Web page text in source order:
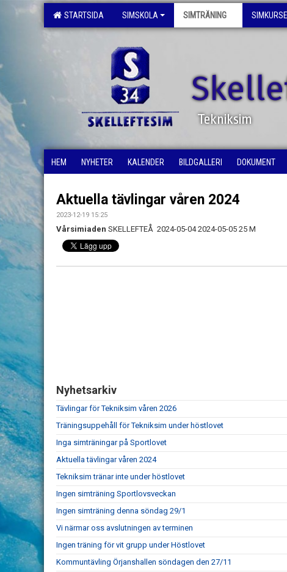
STARTSIDA SIMSKOLA SIMTRÄNING
Tekniksim
HEM NYHETER KALENDER BILDGALLERI DOKUMENT
Aktuella tävlingar våren 2024
2023-12-19 15:25
Vårsimiaden SKELLEFTEÅ 2024-05-04 2024-05-05 25 M
Nyhetsarkiv
Tävlingar för Tekniksim våren 2026
Träningsuppehåll för Tekniksim under höstlovet
Inga simträningar på Sportlovet
Aktuella tävlingar våren 2024
Tekniksim tränar inte under höstlovet
Ingen simträning Sportlovsveckan
Ingen simträning denna söndag 29/1
Vi närmar oss avslutningen av terminen
Ingen träning för vit grupp under Höstlovet
Kommuntävling Örjanshallen söndagen den 27/11